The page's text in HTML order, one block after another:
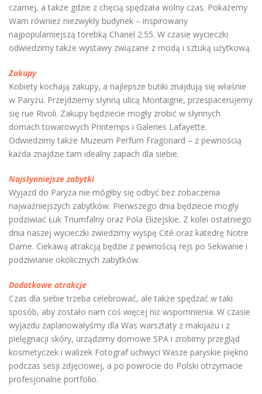
czarnej, a także gdzie z chęcią spędzała wolny czas. Pokażemy
Wam również niezwykły budynek – inspirowany
najpopularniejszą torebką Chanel 2.55. W czasie wycieczki
odwiedzimy także wystawy związane z modą i sztuką użytkową.
Zakupy
Kobiety kochają zakupy, a najlepsze butiki znajdują się właśnie
w Paryżu. Przejdziemy słynną ulicą Montaigne, przespacerujemy
się rue Rivoli. Zakupy będziecie mogły zrobić w słynnych
domach towarowych Printemps i Galeries Lafayette.
Odwiedzimy także Muzeum Perfum Fragonard – z pewnością
każda znajdzie tam idealny zapach dla siebie.
Najsłynniejsze zabytki
Wyjazd do Paryża nie mógłby się odbyć bez zobaczenia
najważniejszych zabytków. Pierwszego dnia będziecie mogły
podziwiać Łuk Triumfalny oraz Pola Elizejskie. Z kolei ostatniego
dnia naszej wycieczki zwiedzimy wyspę Cité oraz katedrę Notre
Dame. Ciekawą atrakcją będzie z pewnością rejs po Sekwanie i
podziwianie okolicznych zabytków.
Dodatkowe atrakcje
Czas dla siebie trzeba celebrować, ale także spędzać w taki
sposób, aby zostało nam coś więcej niż wspomnienia. W czasie
wyjazdu zaplanowałyśmy dla Was warsztaty z makijażu i z
pielęgnacji skóry, urządzimy domowe SPA i zrobimy przegląd
kosmetyczek i walizek Fotograf uchwyci Wasze paryskie piękno
podczas sesji zdjęciowej, a po powrocie do Polski otrzymacie
profesjonalne portfolio.